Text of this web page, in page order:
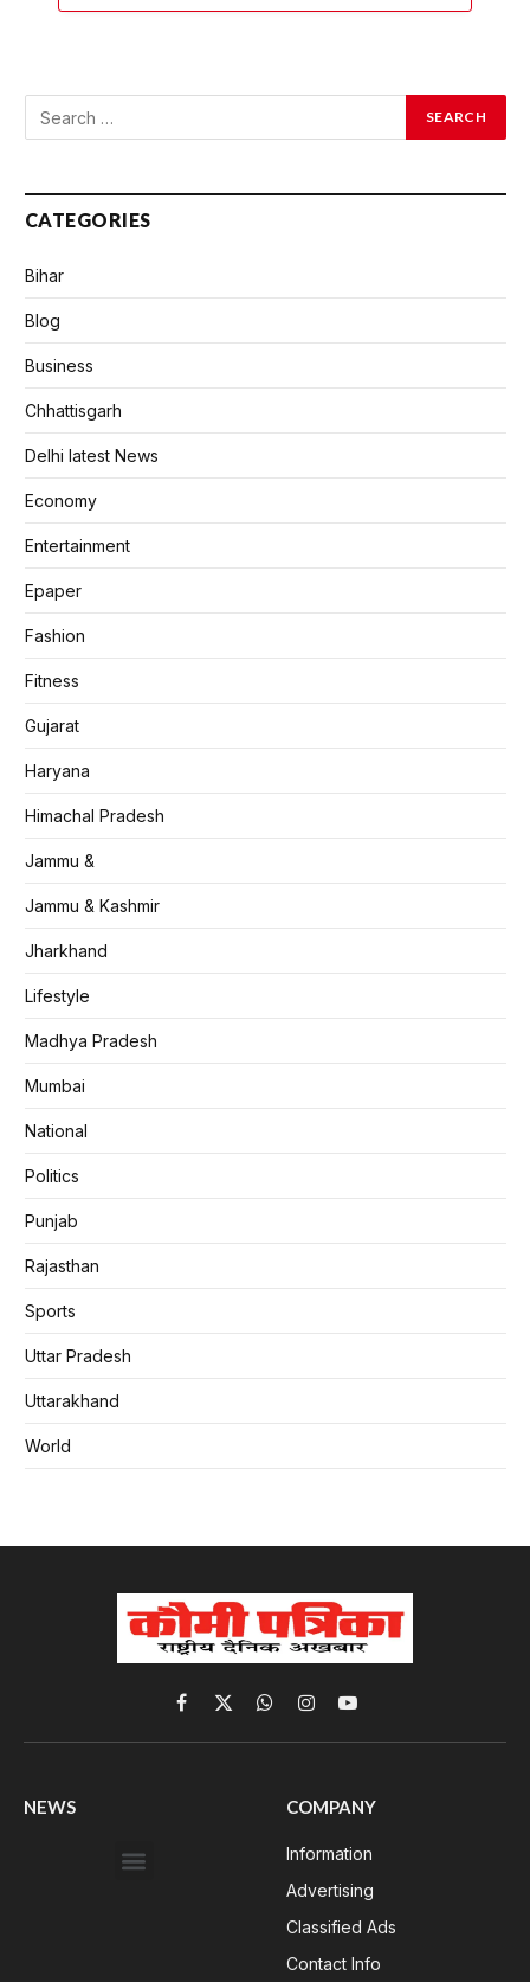
CATEGORIES
Bihar
Blog
Business
Chhattisgarh
Delhi latest News
Economy
Entertainment
Epaper
Fashion
Fitness
Gujarat
Haryana
Himachal Pradesh
Jammu &
Jammu & Kashmir
Jharkhand
Lifestyle
Madhya Pradesh
Mumbai
National
Politics
Punjab
Rajasthan
Sports
Uttar Pradesh
Uttarakhand
World
Facebook
X
(Twitter)
WhatsApp
InstagramYouTube
NEWS COMPANY
Information
Advertising
Classified Ads
Contact Info